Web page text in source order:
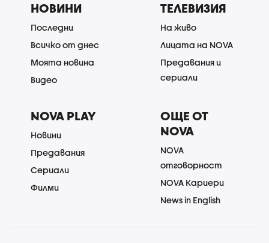
НОВИНИ
Последни
Всичко от днес
Моята новина
Видео
ТЕЛЕВИЗИЯ
На живо
Лицата на NOVA
Предавания и
сериали
NOVA PLAY
Новини
Предавания
Сериали
Филми
ОЩЕ ОТ
NOVA
NOVA
отговорност
NOVA Кариери
News in English